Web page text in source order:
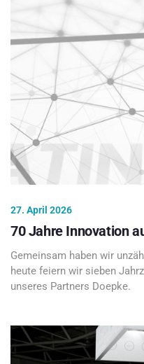
27. April 2026
70 Jahre Innovation
Gemeinsam haben wir
heute feiern wir sieben
unseres Partners Doepke.